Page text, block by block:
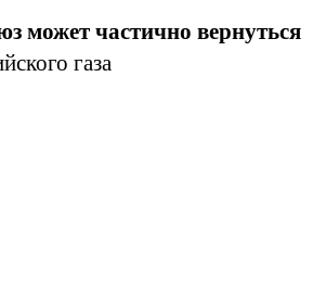
может частично вернуться
газа